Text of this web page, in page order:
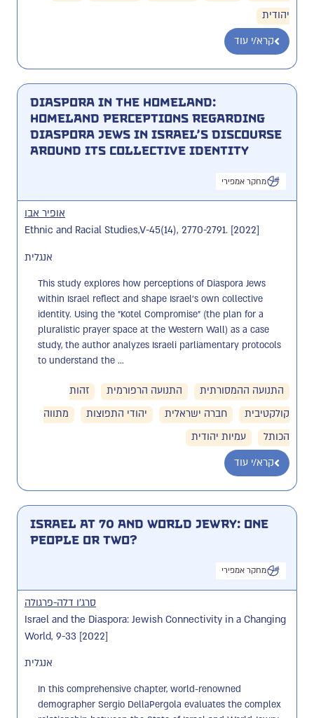
יהודית
קרא/י עוד
Diaspora in the homeland:
homeland perceptions regarding
diaspora Jews in Israel’s discourse
around its collective identity
מחקר אמפירי
אופיר אבו
Ethnic and Racial Studies,V-45(14), 2770-2791. [2022]
אנגלית
This study explores how perceptions of Diaspora Jews
within Israel reflect and shape Israel's own collective
identity. Using the "Kotel Compromise" (the plan for a
pluralistic prayer space at the Western Wall) as a case
study, the author analyzes Israeli parliamentary protocols
to understand the ...
התנועה ההמסורתית התנועה הרפורמית
זהות
קולקטיבית
חברה ישראלית יהודי התפוצות
מתווה
הכותל
עמיות יהודית
קרא/י עוד
Israel at 70 and World Jewry: One
People or Two?
מחקר אמפירי
סרג'ו דלה-פרגולה
Israel and the Diaspora: Jewish Connectivity in a Changing
World, 9-33 [2022]
אנגלית
In this comprehensive chapter, world-renowned
demographer Sergio DellaPergola evaluates the complex